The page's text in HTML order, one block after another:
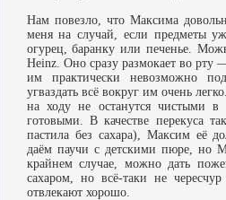
Нам повезло, что Максима
меня на случай, если предметы
огурец, баранку или печенье.
Heinz. Оно сразу размокает во рту
им практически невозможно
угваздать всё вокруг им очень
на ходу не останутся чистыми
готовыми. В качестве перекуса
пастила без сахара), Максим её
даём паучи с детскими пюре, но
крайнем случае, можно дать
сахаром, но всё-таки не
отвлекают хорошо.